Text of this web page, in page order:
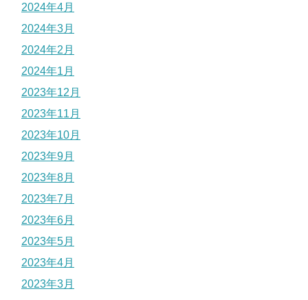
2024年4月
2024年3月
2024年2月
2024年1月
2023年12月
2023年11月
2023年10月
2023年9月
2023年8月
2023年7月
2023年6月
2023年5月
2023年4月
2023年3月